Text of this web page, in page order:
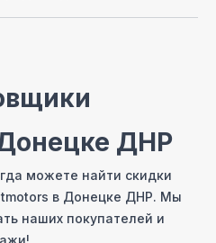
ДНР
можете найти скидки
в Донецке ДНР. Мы
наших покупателей и